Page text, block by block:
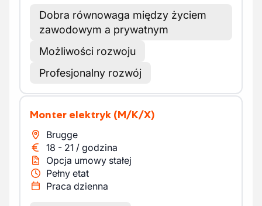
Dobra równowaga między życiem
zawodowym a prywatnym
Możliwości rozwoju
Profesjonalny rozwój
Monter elektryk (M/K/X)
Brugge
18 - 21 / godzina
Opcja umowy stałej
Pełny etat
Praca dzienna